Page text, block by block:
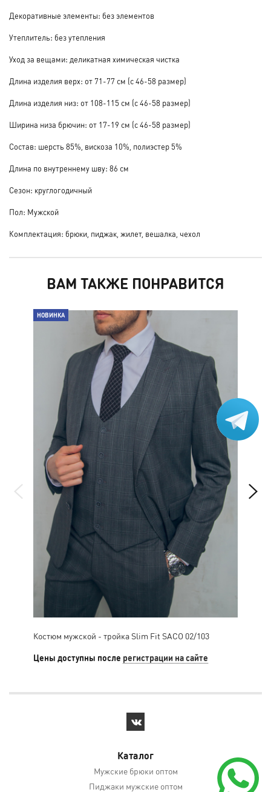
Декоративные элементы: без элементов
Утеплитель: без утепления
Уход за вещами: деликатная химическая чистка
Длина изделия верх: от 71-77 см (с 46-58 размер)
Длина изделия низ: от 108-115 см (с 46-58 размер)
Ширина низа брючин: от 17-19 см (с 46-58 размер)
Состав: шерсть 85%, вискоза 10%, полиэстер 5%
Длина по внутреннему шву: 86 см
Сезон: круглогодичный
Пол: Мужской
Комплектация: брюки, пиджак, жилет, вешалка, чехол
ВАМ ТАКЖЕ ПОНРАВИТСЯ
НОВИНКА
Костюм мужской - тройка Slim Fit SACO 02/103
Цены доступны после регистрации на сайте
Каталог
Мужские брюки оптом
Пиджаки мужские оптом